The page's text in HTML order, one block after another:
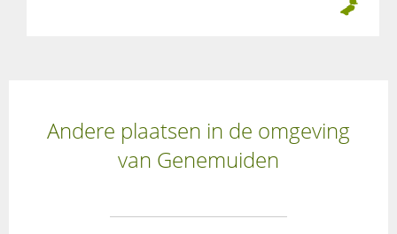
Andere plaatsen in de omgeving
van Genemuiden